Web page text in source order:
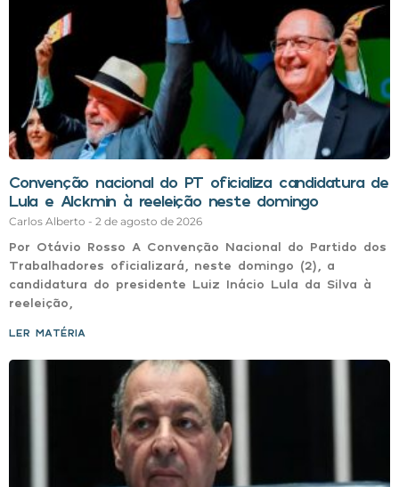
Convenção nacional do PT oficializa candidatura de
Lula e Alckmin à reeleição neste domingo
Carlos Alberto 2 de agosto de 2026
Por Otávio Rosso A Convenção Nacional do Partido dos
Trabalhadores oficializará, neste domingo (2), a
candidatura do presidente Luiz Inácio Lula da Silva à
reeleição,
LER MATÉRIA »